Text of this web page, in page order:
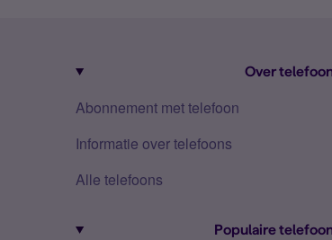
Over
Abonnement met telefoon
Informatie over telefoons
Alle telefoons
Populaire